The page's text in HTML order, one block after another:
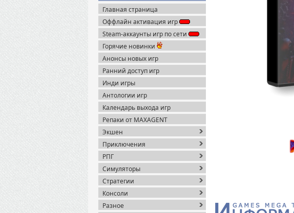
Главная страница
Оффлайн активация игр
Steam-аккаунты игр по сети
Горячие новинки
Анонсы новых игр
Ранний доступ игр
Инди игры
Антологии игр
Календарь выхода игр
Репаки от MAXAGENT
Экшен
Приключения
РПГ
Симуляторы
Стратегии
Консоли
Разное